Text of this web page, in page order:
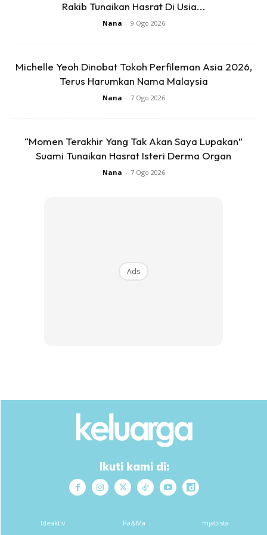
– pastikan air kukusan sudah mendidih baru kukus kek.
lagi guna api kecil.
– bila kek dah masak,tutup api,buka penutup dan biarkn kek
atas kukusan hingga kek suam baru diangkat. (Supaya buah
-tunggu sejuk baru potong.
Rakib Tunaikan Hasrat Di Usia...
Nana - 9 Ogo 2026
Michelle Yeoh Dinobat Tokoh Perfileman Asia 2026,
Terus Harumkan Nama Malaysia
Nana - 7 Ogo 2026
“Momen Terakhir Yang Tak Akan Saya Lupakan”
Suami Tunaikan Hasrat Isteri Derma Organ
Nana - 7 Ogo 2026
Ads
Ikuti kami di:
Ideaktiv Pa&Ma Hijabista